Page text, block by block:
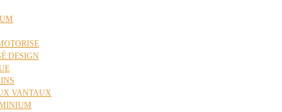
DESIGN
VANTAUX